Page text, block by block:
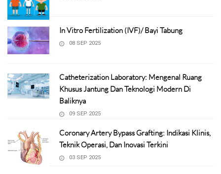
In Vitro Fertilization (IVF)/ Bayi Tabung
08 SEP 2025
Catheterization Laboratory: Mengenal Ruang
Khusus Jantung Dan Teknologi Modern Di
Baliknya
09 SEP 2025
Coronary Artery Bypass Grafting: Indikasi Klinis,
Teknik Operasi, Dan Inovasi Terkini
03 SEP 2025